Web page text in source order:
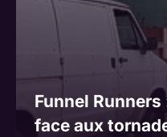
Funnel
face aux